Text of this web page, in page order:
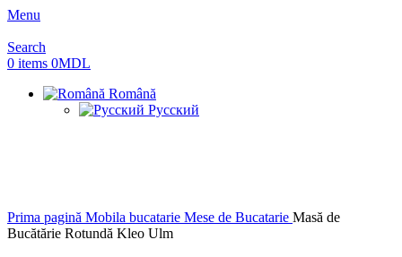
Menu
Search
0 items 0MDL
Română
Русский
Prima pagină Mobila bucatarie Mese de Bucatarie Masă de
Bucătărie Rotundă Kleo Ulm